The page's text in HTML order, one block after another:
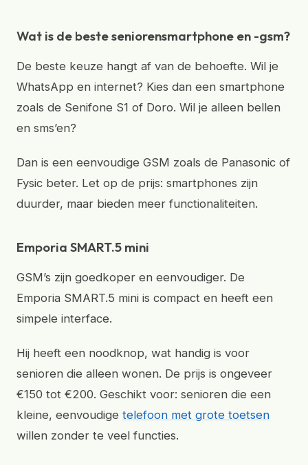
Wat is de beste seniorensmartphone en -gsm?
De beste keuze hangt af van de behoefte. Wil je
WhatsApp en internet? Kies dan een smartphone
zoals de Senifone S1 of Doro. Wil je alleen bellen
en sms’en?
Dan is een eenvoudige GSM zoals de Panasonic of
Fysic beter. Let op de prijs: smartphones zijn
duurder, maar bieden meer functionaliteiten.
Emporia SMART.5 mini
GSM’s zijn goedkoper en eenvoudiger. De
Emporia SMART.5 mini is compact en heeft een
simpele interface.
Hij heeft een noodknop, wat handig is voor
senioren die alleen wonen. De prijs is ongeveer
€150 tot €200. Geschikt voor: senioren die een
kleine, eenvoudige telefoon met grote toetsen
willen zonder te veel functies.